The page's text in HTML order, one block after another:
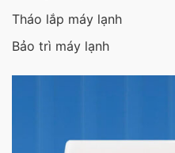
Tháo lắp máy lạnh
Bảo trì máy lạnh